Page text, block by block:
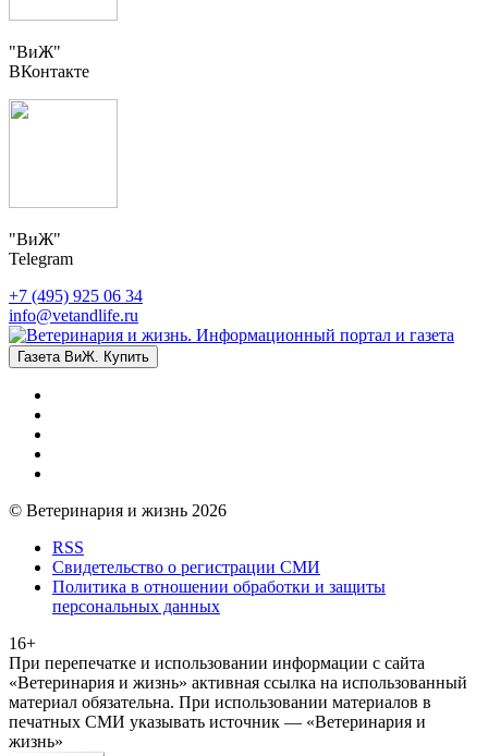
"ВиЖ"
ВКонтакте
"ВиЖ"
Telegram
+7 (495) 925 06 34
info@vetandlife.ru
Газета ВиЖ. Купить
© Ветеринария и жизнь 2026
RSS
Свидетельство о регистрации СМИ
Политика в отношении обработки и защиты
персональных данных
16+
При перепечатке и использовании информации с сайта
«Ветеринария и жизнь» активная ссылка на использованный
материал обязательна. При использовании материалов в
печатных СМИ указывать источник — «Ветеринария и
жизнь»